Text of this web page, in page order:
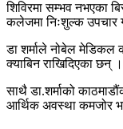
शिविरमा सम्भव नभएका
कलेजमा निःशुल्क उपचार
डा शर्माले नोबेल मेडिकल
क्याबिन राखिदिएका छन् ।
साथै डा.शर्माको
आर्थिक अवस्था कमजोर